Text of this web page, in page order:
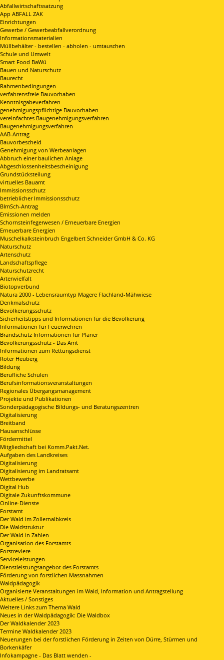
Abfallwirtschaftssatzung
App ABFALL ZAK
Einrichtungen
Gewerbe / Gewerbeabfallverordnung
Informationsmaterialien
Müllbehälter - bestellen - abholen - umtauschen
Schule und Umwelt
Smart Food BaWü
Bauen und Naturschutz
Baurecht
Rahmenbedingungen
verfahrensfreie Bauvorhaben
Kenntnisgabeverfahren
genehmigungspflichtige Bauvorhaben
vereinfachtes Baugenehmigungsverfahren
Baugenehmigungsverfahren
AAB-Antrag
Bauvorbescheid
Genehmigung von Werbeanlagen
Abbruch einer baulichen Anlage
Abgeschlossenheitsbescheinigung
Grundstücksteilung
virtuelles Bauamt
Immissionsschutz
betrieblicher Immissionsschutz
BImSch-Antrag
Emissionen melden
Schornsteinfegerwesen / Erneuerbare Energien
Erneuerbare Energien
Muschelkalksteinbruch Engelbert Schneider GmbH & Co. KG
Naturschutz
Artenschutz
Landschaftspflege
Naturschutzrecht
Artenvielfalt
Biotopverbund
Natura 2000 - Lebensraumtyp Magere Flachland-Mähwiese
Denkmalschutz
Bevölkerungsschutz
Sicherheitstipps und Informationen für die Bevölkerung
Informationen für Feuerwehren
Brandschutz Informationen für Planer
Bevölkerungsschutz - Das Amt
Informationen zum Rettungsdienst
Roter Heuberg
Bildung
Berufliche Schulen
Berufsinformationsveranstaltungen
Regionales Übergangsmanagement
Projekte und Publikationen
Sonderpädagogische Bildungs- und Beratungszentren
Digitalisierung
Breitband
Hausanschlüsse
Fördermittel
Mitgliedschaft bei Komm.Pakt.Net.
Aufgaben des Landkreises
Digitalisierung
Digitalisierung im Landratsamt
Wettbewerbe
Digital Hub
Digitale Zukunftskommune
Online-Dienste
Forstamt
Der Wald im Zollernalbkreis
Die Waldstruktur
Der Wald in Zahlen
Organisation des Forstamts
Forstreviere
Serviceleistungen
Dienstleistungsangebot des Forstamts
Förderung von forstlichen Massnahmen
Waldpädagogik
Organisierte Veranstaltungen im Wald, Information und Antragstellung
Aktuelles / Sonstiges
Weitere Links zum Thema Wald
Neues in der Waldpädagogik: Die Waldbox
Der Waldkalender 2023
Termine Waldkalender 2023
Neuerungen bei der forstlichen Förderung in Zeiten von Dürre, Stürmen und
Borkenkäfer
Infokampagne - Das Blatt wenden -